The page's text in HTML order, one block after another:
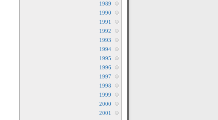
1989
1990
1991
1992
1993
1994
1995
1996
1997
1998
1999
2000
2001